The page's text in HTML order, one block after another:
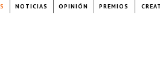
NOTICIAS OPINIÓN PREMIOS